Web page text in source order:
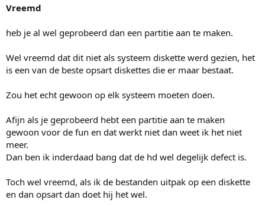
Vreemd
heb je al wel geprobeerd dan een partitie aan te maken.
Wel vreemd dat dit niet als systeem diskette werd gezien, het
is een van de beste opsart diskettes die er maar bestaat.
Zou het echt gewoon op elk systeem moeten doen.
Afijn als je geprobeerd hebt een partitie aan te maken
gewoon voor de fun en dat werkt niet dan weet ik het niet
meer.
Dan ben ik inderdaad bang dat de hd wel degelijk defect is.
Toch wel vreemd, als ik de bestanden uitpak op een diskette
en dan opsart dan doet hij het wel.